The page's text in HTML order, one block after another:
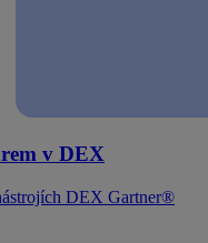
v DEX
DEX Gartner®